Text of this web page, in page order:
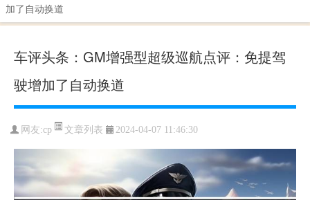
加了自动换道
车评头条：GM增强型超级巡航点评：免提驾
驶增加了自动换道
网友:cp 文章列表 2024-04-07 11:46:30